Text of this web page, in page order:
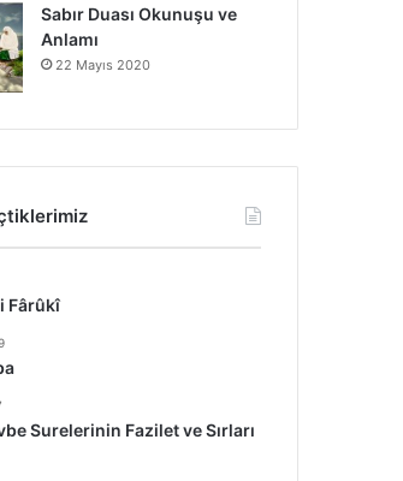
Sabır Duası Okunuşu ve
Anlamı
22 Mayıs 2020
Fârûkî
Surelerinin Fazilet ve Sırları